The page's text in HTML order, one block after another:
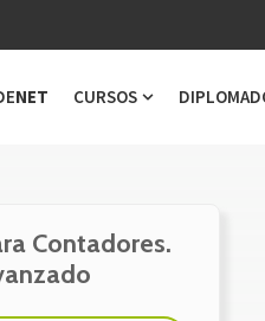
NET CURSOS
Show
Contadores.